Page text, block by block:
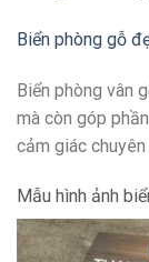
Biển phòng gỗ
Biển phòng vân
mà còn góp
cảm giác
Mẫu hình ảnh